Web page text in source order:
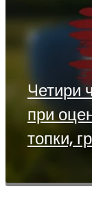
Четири
при
топки,